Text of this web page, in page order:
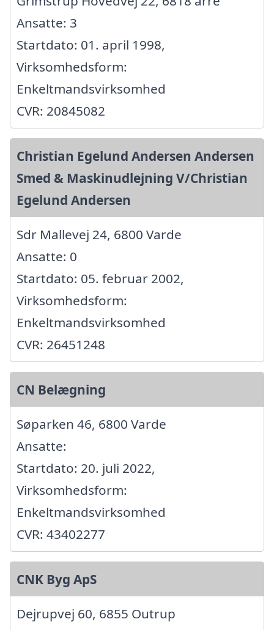
Ansatte: 3
Startdato: 01. april 1998,
Virksomhedsform:
Enkeltmandsvirksomhed
CVR: 20845082
Christian Egelund Andersen Andersen
Smed & Maskinudlejning V/Christian
Egelund Andersen
Sdr Mallevej 24, 6800 Varde
Ansatte: 0
Startdato: 05. februar 2002,
Virksomhedsform:
Enkeltmandsvirksomhed
CVR: 26451248
CN Belægning
Søparken 46, 6800 Varde
Ansatte:
Startdato: 20. juli 2022,
Virksomhedsform:
Enkeltmandsvirksomhed
CVR: 43402277
CNK Byg ApS
Dejrupvej 60, 6855 Outrup